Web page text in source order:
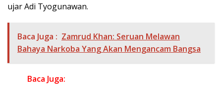
ujar Adi Tyogunawan.
Baca Juga : Zamrud Khan: Seruan Melawan
Bahaya Narkoba Yang Akan Mengancam Bangsa
Baca Juga: